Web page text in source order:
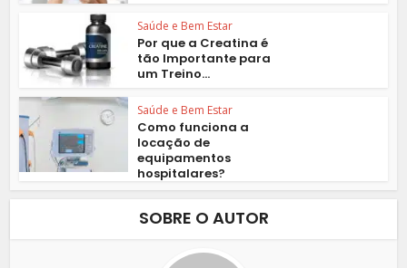
Saúde e Bem Estar
Por que a Creatina é
tão Importante para
um Treino...
Saúde e Bem Estar
Como funciona a
locação de
equipamentos
hospitalares?
SOBRE O AUTOR